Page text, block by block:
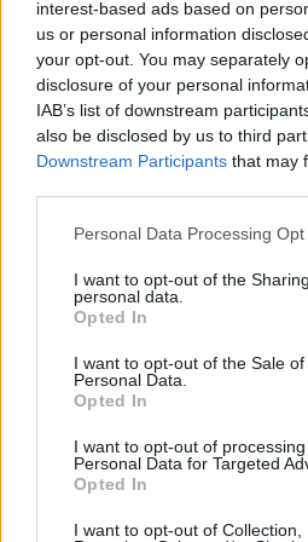
interest-based ads based on
us or personal information
your opt-out. You may separately
disclosure of your personal
IAB’s list of downstream
also be disclosed by us to third
Downstream Participants that may
Personal Data Processing
I want to opt-out of the
personal data.
Opted In
I want to opt-out of the Sale of
Personal Data.
Opted In
I want to opt-out of
Personal Data for Targeted
Opted In
I want to opt-out of Collection,
Ciclisme
DEIXA UNA RESPOSTA
Comentari: